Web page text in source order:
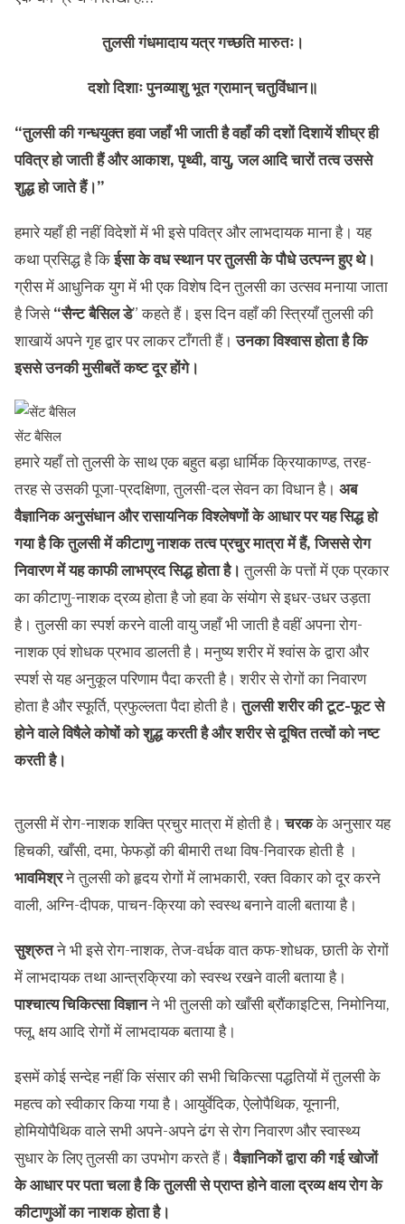
तुलसी गंधमादाय यत्र गच्छति मारुतः।
दशो दिशाः पुनव्याशु भूत ग्रामान् चतुविंधान॥
“तुलसी की गन्धयुक्त हवा जहाँ भी जाती है वहाँ की दशों दिशायें शीघ्र ही
पवित्र हो जाती हैं और आकाश, पृथ्वी, वायु, जल आदि चारों तत्व उससे
शुद्ध हो जाते हैं।”
हमारे यहाँ ही नहीं विदेशों में भी इसे पवित्र और लाभदायक माना है। यह
कथा प्रसिद्ध है किईसा के वध स्थान पर तुलसी के पौधे उत्पन्न हुए थे।
ग्रीस में आधुनिक युग में भी एक विशेष दिन तुलसी का उत्सव मनाया जाता
है जिसे“सैन्ट बैसिल डे” कहते हैं। इस दिन वहाँ की स्त्रियाँ तुलसी की
शाखायें अपने गृह द्वार पर लाकर टाँगती हैं।उनका विश्वास होता है कि
इससे उनकी मुसीबतें कष्ट दूर होंगे।
सेंट बैसिल
हमारे यहाँ तो तुलसी के साथ एक बहुत बड़ा धार्मिक क्रियाकाण्ड, तरह-
तरह से उसकी पूजा-प्रदक्षिणा, तुलसी-दल सेवन का विधान है। अब
वैज्ञानिक अनुसंधान और रासायनिक विश्लेषणों के आधार पर यह सिद्ध हो
गया है कि तुलसी में कीटाणु नाशक तत्व प्रचुर मात्रा में हैं, जिससे रोग
निवारण में यह काफी लाभप्रद सिद्ध होता है। तुलसी के पत्तों में एक प्रकार
का कीटाणु-नाशक द्रव्य होता है जो हवा के संयोग से इधर-उधर उड़ता
है। तुलसी का स्पर्श करने वाली वायु जहाँ भी जाती है वहीं अपना रोग-
नाशक एवं शोधक प्रभाव डालती है। मनुष्य शरीर में श्वांस के द्वारा और
स्पर्श से यह अनुकूल परिणाम पैदा करती है। शरीर से रोगों का निवारण
होता है और स्फूर्ति, प्रफुल्लता पैदा होती है।तुलसी शरीर की टूट-फूट से
होने वाले विषैले कोषों को शुद्ध करती है और शरीर से दूषित तत्वों को नष्ट
करती है।
तुलसी में रोग-नाशक शक्ति प्रचुर मात्रा में होती है।चरकके अनुसार यह
हिचकी, खाँसी, दमा, फेफड़ों की बीमारी तथा विष-निवारक होती है ।
भावमिश्रने तुलसी को हृदय रोगों में लाभकारी, रक्त विकार को दूर करने
वाली, अग्नि-दीपक, पाचन-क्रिया को स्वस्थ बनाने वाली बताया है।
सुश्रुतने भी इसे रोग-नाशक, तेज-वर्धक वात कफ-शोधक, छाती के रोगों
में लाभदायक तथा आन्त्रक्रिया को स्वस्थ रखने वाली बताया है।
पाश्चात्य चिकित्सा विज्ञानने भी तुलसी को खाँसी ब्रौंकाइटिस, निमोनिया,
फ्लू, क्षय आदि रोगों में लाभदायक बताया है।
इसमें कोई सन्देह नहीं कि संसार की सभी चिकित्सा पद्धतियों में तुलसी के
महत्व को स्वीकार किया गया है। आयुर्वेदिक, ऐलोपैथिक, यूनानी,
होमियोपैथिक वाले सभी अपने-अपने ढंग से रोग निवारण और स्वास्थ्य
सुधार के लिए तुलसी का उपभोग करते हैं।वैज्ञानिकों द्वारा की गई खोजों
के आधार पर पता चला है कि तुलसी से प्राप्त होने वाला द्रव्य क्षय रोग के
कीटाणुओं का नाशक होता है।